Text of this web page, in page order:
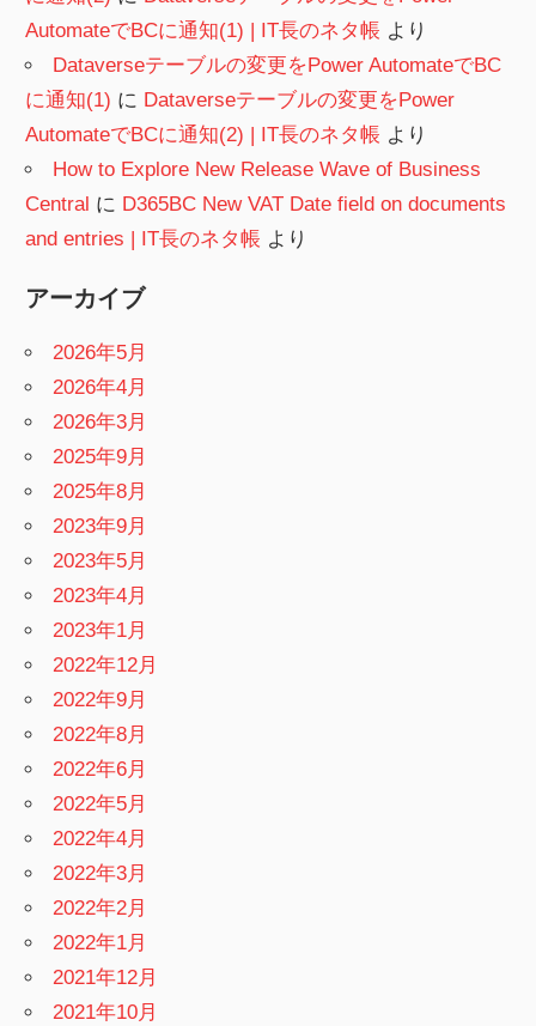
AutomateでBCに通知(1) | IT長のネタ帳 より
Dataverseテーブルの変更をPower AutomateでBC
に通知(1) に Dataverseテーブルの変更をPower
AutomateでBCに通知(2) | IT長のネタ帳 より
How to Explore New Release Wave of Business
Central に D365BC New VAT Date field on documents
and entries | IT長のネタ帳 より
アーカイブ
2026年5月
2026年4月
2026年3月
2025年9月
2025年8月
2023年9月
2023年5月
2023年4月
2023年1月
2022年12月
2022年9月
2022年8月
2022年6月
2022年5月
2022年4月
2022年3月
2022年2月
2022年1月
2021年12月
2021年10月